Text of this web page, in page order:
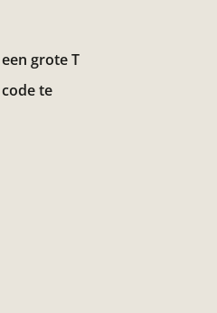
grote T
te